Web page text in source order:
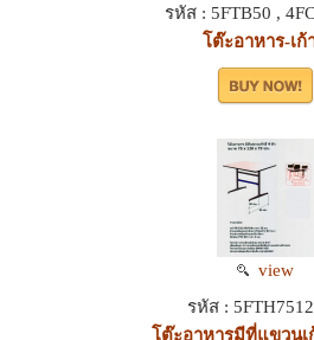
รหัส : 5FTB50 ,
โต๊ะอาหาร-เก้
view
รหัส :
โต๊ะอาหารมีที่แขวนเ